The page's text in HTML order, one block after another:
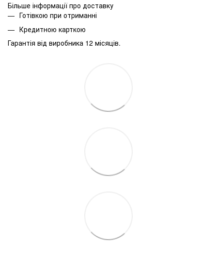
Більше інформації про доставку
Готівкою при отриманні
Кредитною карткою
Гарантія від виробника 12 місяців.